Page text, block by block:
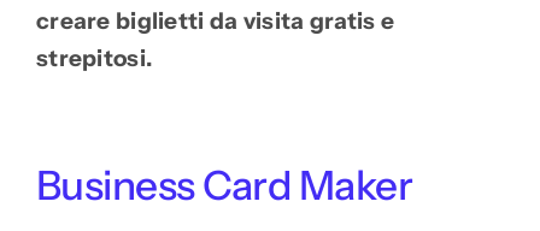
creare biglietti da visita gratis e
strepitosi.
Business Card Maker